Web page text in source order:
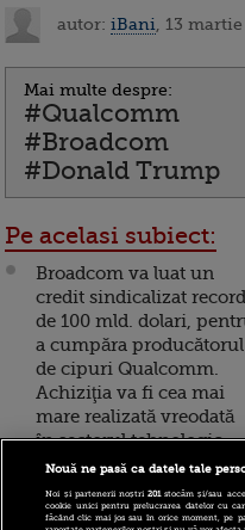
autor: iBani , 13
Mai multe despre:
#Qualcomm
#Broadcom
#Donald Trump
Pe acelasi subiect:
Broadcom va luat un
credit sindicalizat record
de 100 mld. dolari,
a cumpăra producătorul
de cipuri Qualcomm.
Achiziţia va fi cea mai
mare realizată vreodată
în sectorul tehnologic
achiziționeze
Nouă ne pasă ca datele tale
Noi și partenerii noștri201stocăm și/sau
cookie unici pentru prelucrarea datelor cu
făcând clic mai jos sau în orice moment, pe